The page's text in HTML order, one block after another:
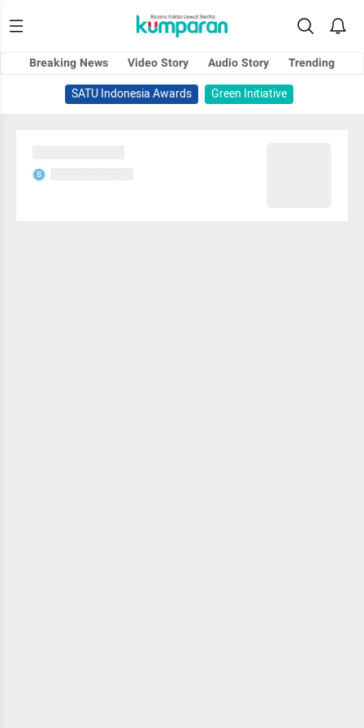
Breaking News Video Story Audio Story
Trending
SATU Indonesia Awards
Green Initiative
S